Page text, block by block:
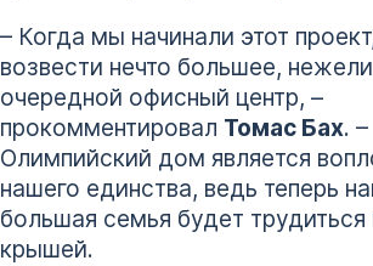
– Когда мы начинали этот
возвести нечто большее, нежели
очередной офисный центр, –
прокомментировал Томас Бах. –
Олимпийский дом является
нашего единства, ведь теперь
большая семья будет
крышей.